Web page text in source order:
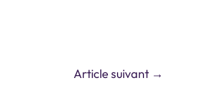
Article suivant →